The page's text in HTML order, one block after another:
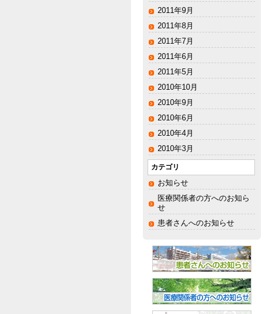
2011年9月
2011年8月
2011年7月
2011年6月
2011年5月
2010年10月
2010年9月
2010年6月
2010年4月
2010年3月
カテゴリ
お知らせ
医療関係者の方へのお知ら
せ
患者さんへのお知らせ